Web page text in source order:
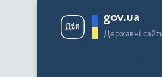
gov.ua
Державні